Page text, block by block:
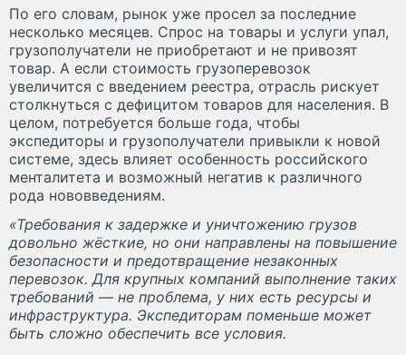
По его словам, рынок уже просел за последние
несколько месяцев. Спрос на товары и услуги упал,
грузополучатели не приобретают и не привозят
товар. А если стоимость грузоперевозок
увеличится с введением реестра, отрасль рискует
столкнуться с дефицитом товаров для населения. В
целом, потребуется больше года, чтобы
экспедиторы и грузополучатели привыкли к новой
системе, здесь влияет особенность российского
менталитета и возможный негатив к различного
рода нововведениям.
«Требования к задержке и уничтожению грузов
довольно жёсткие, но они направлены на повышение
безопасности и предотвращение незаконных
перевозок. Для крупных компаний выполнение таких
требований — не проблема, у них есть ресурсы и
инфраструктура. Экспедиторам поменьше может
быть сложно обеспечить все условия.